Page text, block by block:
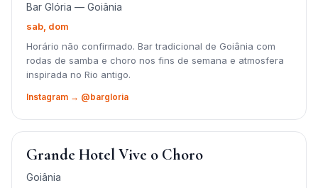
Bar Glória — Goiânia
sab, dom
Horário não confirmado. Bar tradicional de Goiânia com
rodas de samba e choro nos fins de semana e atmosfera
inspirada no Rio antigo.
Instagram → @bargloria
Grande Hotel Vive o Choro
Goiânia